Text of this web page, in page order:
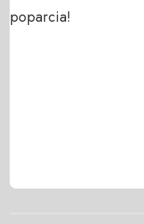
poparcia!